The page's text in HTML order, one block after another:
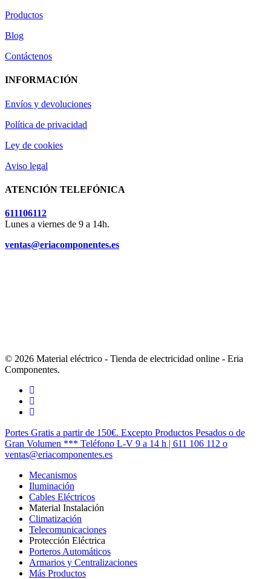
Productos
Blog
Contáctenos
INFORMACIÓN
Envíos y devoluciones
Política de privacidad
Ley de cookies
Aviso legal
ATENCIÓN TELEFÓNICA
611106112
Lunes a viernes de 9 a 14h.
ventas@eriacomponentes.es
© 2026 Material eléctrico - Tienda de electricidad online - Eria
Componentes.
twitter
facebook
instagram
Cerrar
Menú
Portes Gratis a partir de 150€. Excepto Productos Pesados o de
Gran Volumen *** Teléfono L-V 9 a 14 h | 611 106 112 o
ventas@eriacomponentes.es
Mecanismos
Iluminación
Cables Eléctricos
Material Instalación
Climatización
Telecomunicaciones
Protección Eléctrica
Porteros Automáticos
Armarios y Centralizaciones
Más Productos